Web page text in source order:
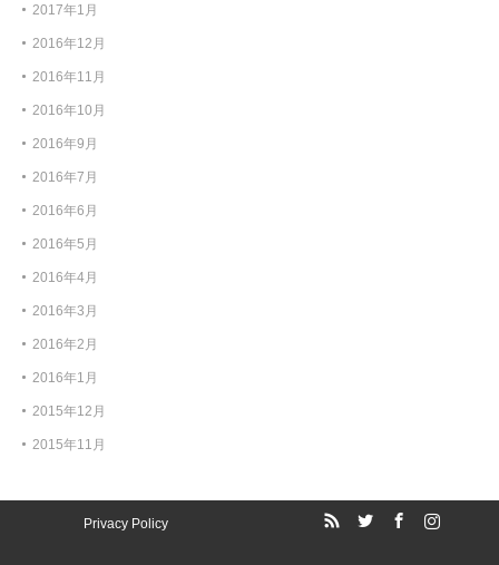
2017年1月
2016年12月
2016年11月
2016年10月
2016年9月
2016年7月
2016年6月
2016年5月
2016年4月
2016年3月
2016年2月
2016年1月
2015年12月
2015年11月
Privacy Policy Instagram